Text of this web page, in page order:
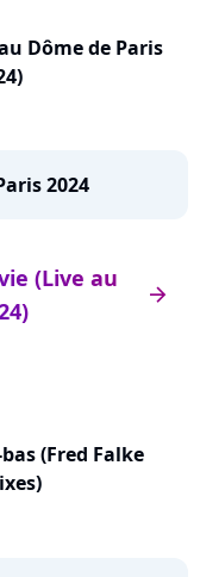
Dôme de Paris
2024
arrow_right
(Live au
(Fred Falke